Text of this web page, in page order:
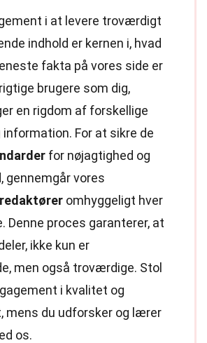
i at levere troværdigt
indhold er kernen i, hvad
fakta på vores side er
brugere som dig,
en rigdom af forskellige
For at sikre de
for nøjagtighed og
gennemgår vores
redaktører omhyggeligt hver
Denne proces garanterer, at
ikke kun er
men også troværdige. Stol
i kvalitet og
mens du udforsker og lærer
os.